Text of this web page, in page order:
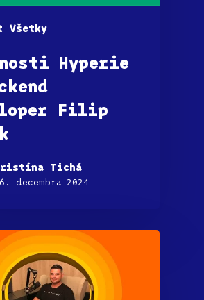
Všetky
Hyperie
Filip
Tichá
decembra 2024